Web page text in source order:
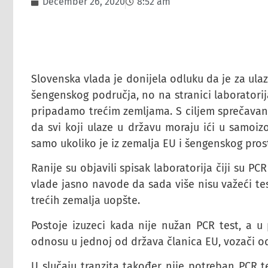
Slovenska vlada je donijela odluku da je za
šengenskog područja, no na stranici
pripadamo trećim zemljama. S ciljem
da svi koji ulaze u državu moraju ići u
samo ukoliko je iz zemalja EU i šengenskog
Ranije su objavili spisak laboratorija čiji su
vlade jasno navode da sada više nisu važeći
trećih zemalja uopšte.
Postoje izuzeci kada nije nužan PCR test, a
odnosu u jednoj od država članica EU, vozači